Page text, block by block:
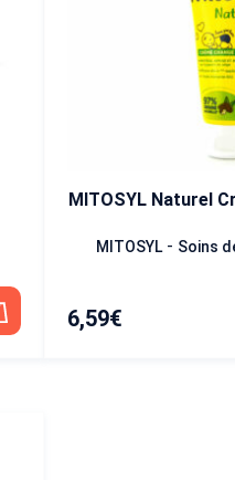
MITOSYL Naturel
MITOSYL - Soins
6,59€